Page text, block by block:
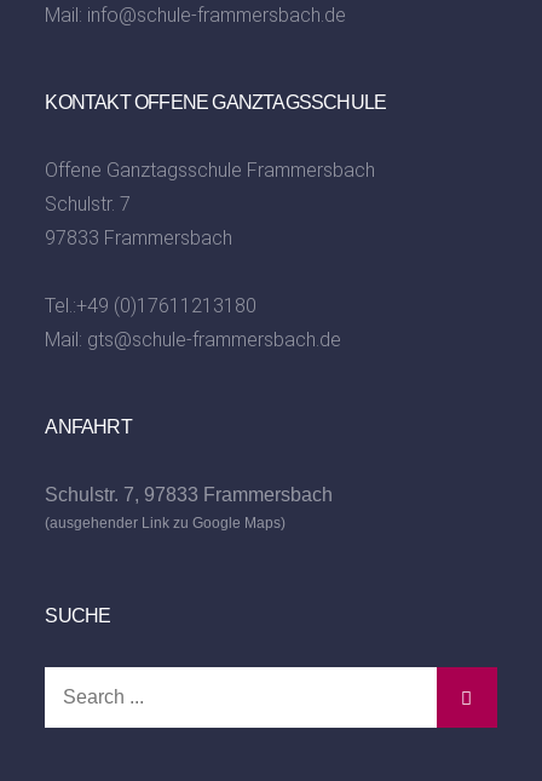
Mail: info@schule-frammersbach.de
KONTAKT OFFENE GANZTAGSSCHULE
Offene Ganztagsschule Frammersbach
Schulstr. 7
97833 Frammersbach
Tel.:+49 (0)17611213180
Mail: gts@schule-frammersbach.de
ANFAHRT
Schulstr. 7, 97833 Frammersbach
(ausgehender Link zu Google Maps)
SUCHE